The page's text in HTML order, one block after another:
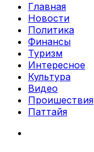
Главная
Новости
Политика
Финансы
Туризм
Интересное
Культура
Видео
Проишествия
Паттайя